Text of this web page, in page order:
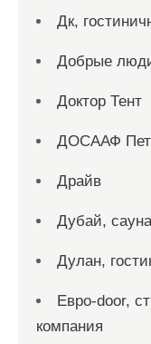
Дк,
Добрые
Доктор Тент
ДОСААФ
Драйв
Дубай, сауна
Дулан,
Евро-door,
компания